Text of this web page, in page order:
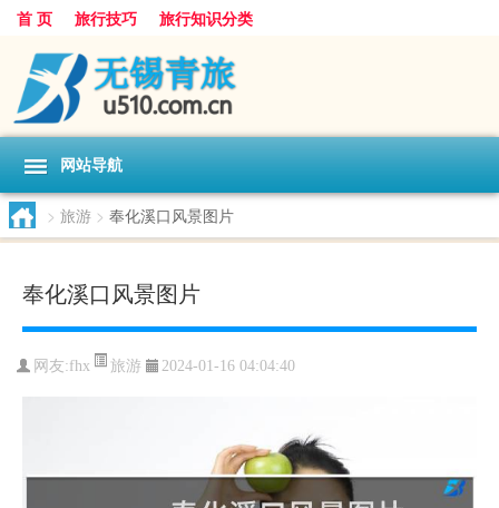
首 页 旅行技巧 旅行知识分类
网站导航
> 旅游 > 奉化溪口风景图片
奉化溪口风景图片
网友:fhx 旅游 2024-01-16 04:04:40